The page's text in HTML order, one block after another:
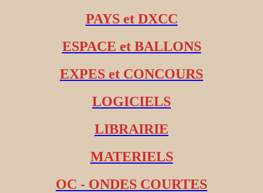
PAYS et DXCC
ESPACE et BALLONS
EXPES et CONCOURS
LOGICIELS
LIBRAIRIE
MATERIELS
OC - ONDES COURTES